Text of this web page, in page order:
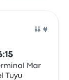
Mar
Tuyu